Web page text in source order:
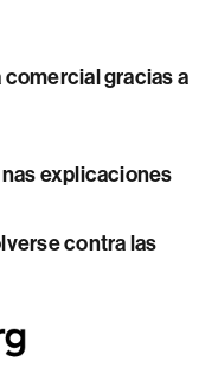
gracias a
explicaciones
contra las